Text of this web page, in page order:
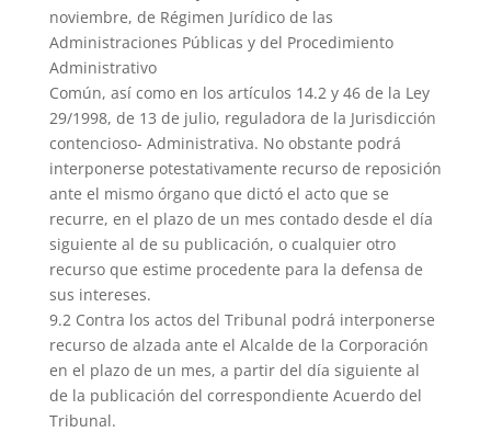
noviembre, de Régimen Jurídico de las
Administraciones Públicas y del Procedimiento
Administrativo
Común, así como en los artículos 14.2 y 46 de la Ley
29/1998, de 13 de julio, reguladora de la Jurisdicción
contencioso- Administrativa. No obstante podrá
interponerse potestativamente recurso de reposición
ante el mismo órgano que dictó el acto que se
recurre, en el plazo de un mes contado desde el día
siguiente al de su publicación, o cualquier otro
recurso que estime procedente para la defensa de
sus intereses.
9.2 Contra los actos del Tribunal podrá interponerse
recurso de alzada ante el Alcalde de la Corporación
en el plazo de un mes, a partir del día siguiente al
de la publicación del correspondiente Acuerdo del
Tribunal.